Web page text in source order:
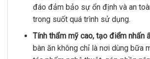
đáo đảm bảo sự ổn định và an
trong suốt quá trình sử dụng.
Tính thẩm mỹ cao, tạo điểm nhấn
bàn ăn không chỉ là nơi dùng bữa